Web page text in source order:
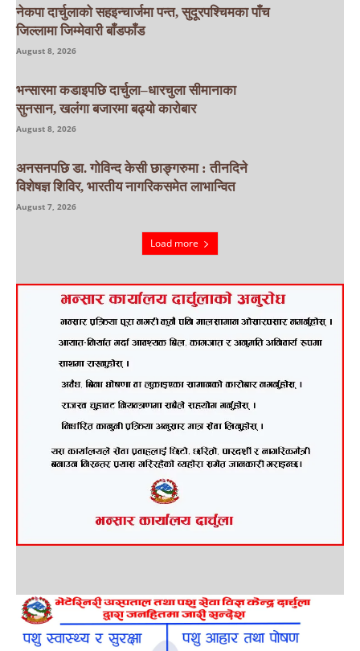
नेकपा दार्चुलाको सहइन्चार्जमा पन्त, सुदूरपश्चिमका पाँच
जिल्लामा जिम्मेवारी बाँडफाँड
August 8, 2026
भन्सारमा कडाइपछि दार्चुला–धारचुला सीमानाका
सुनसान, खलंगा बजारमा बढ्यो कारोबार
August 8, 2026
अनसनपछि डा. गोविन्द केसी छाङ्गरुमा : तीनदिने
विशेषज्ञ शिविर, भारतीय नागरिकसमेत लाभान्वित
August 7, 2026
Load more